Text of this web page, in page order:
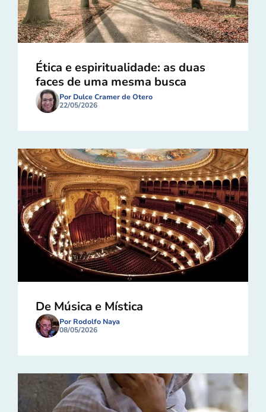
Ética e espiritualidade: as duas
faces de uma mesma busca
Por Dulce Cramer de Otero
22/05/2026
De Música e Mística
Por Rodolfo Naya
08/05/2026